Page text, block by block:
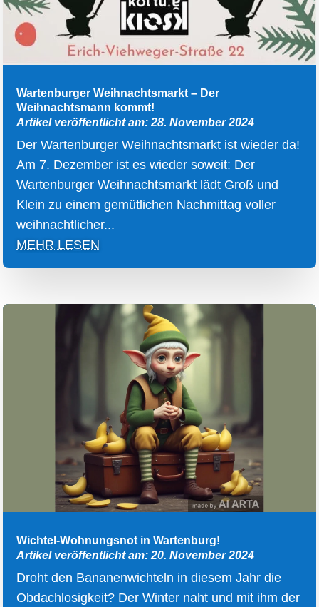
Wartenburger Weihnachtsmarkt – Der
Weihnachtsmann kommt!
Artikel veröffentlicht am: 28. November 2024
Der Wartenburger Weihnachtsmarkt ist wieder da!
Am 7. Dezember ist es wieder soweit: Der
Wartenburger Weihnachtsmarkt lädt Groß und
Klein zu einem gemütlichen Nachmittag voller
weihnachtlicher...
MEHR LESEN
Wichtel-Wohnungsnot in Wartenburg!
Artikel veröffentlicht am: 20. November 2024
Droht den Bananenwichteln in diesem Jahr die
Obdachlosigkeit? Der Winter naht und mit ihm der